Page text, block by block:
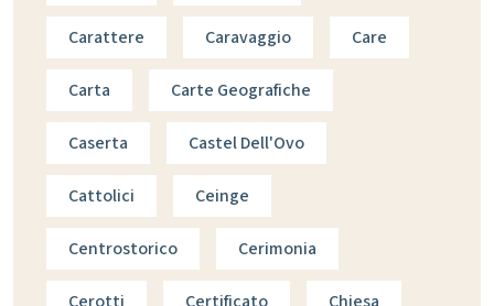
Carattere Caravaggio Care
Carta Carte Geografiche
Caserta Castel Dell'Ovo
Cattolici Ceinge
Centrostorico Cerimonia